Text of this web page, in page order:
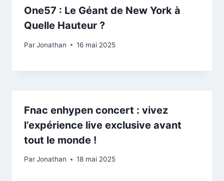
One57 : Le Géant de New York à
Quelle Hauteur ?
ParJonathan 16 mai 2025
Fnac enhypen concert : vivez
l’expérience live exclusive avant
tout le monde !
ParJonathan 18 mai 2025